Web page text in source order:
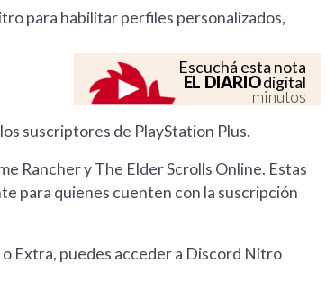
para habilitar perfiles personalizados,
Escuchá esta nota
EL DIARIOdigital
minutos
suscriptores de PlayStation Plus.
Rancher y The Elder Scrolls Online. Estas
para quienes cuenten con la suscripción
Extra, puedes acceder a Discord Nitro